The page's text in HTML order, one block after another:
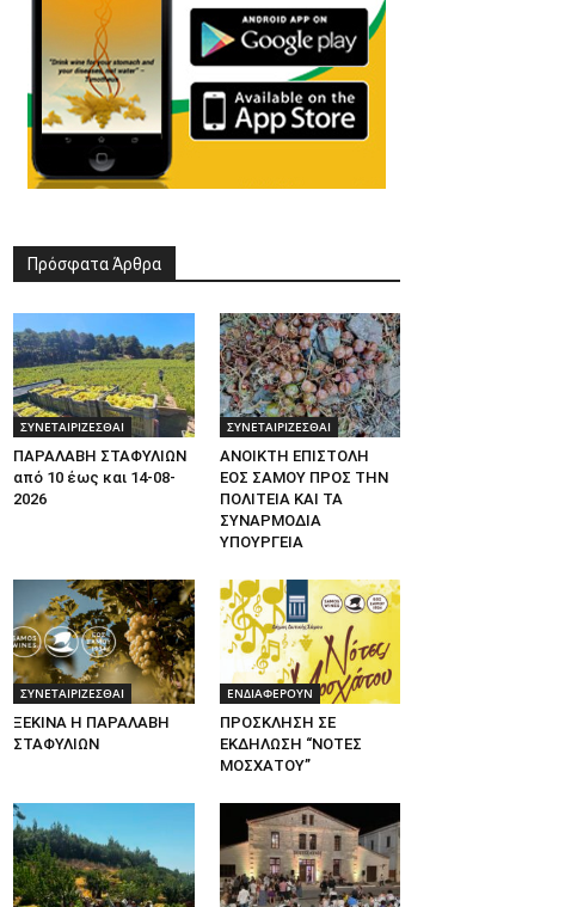
Πρόσφατα Άρθρα
ΣΥΝΕΤΑΙΡΙΖΕΣΘΑΙ
ΠΑΡΑΛΑΒΗ ΣΤΑΦΥΛΙΩΝ
από 10 έως και 14-08-
2026
ΣΥΝΕΤΑΙΡΙΖΕΣΘΑΙ
ΑΝΟΙΚΤΗ ΕΠΙΣΤΟΛΗ
ΕΟΣ ΣΑΜΟΥ ΠΡΟΣ ΤΗΝ
ΠΟΛΙΤΕΙΑ ΚΑΙ ΤΑ
ΣΥΝΑΡΜΟΔΙΑ
ΥΠΟΥΡΓΕΙΑ
ΣΥΝΕΤΑΙΡΙΖΕΣΘΑΙ
ΞΕΚΙΝΑ Η ΠΑΡΑΛΑΒΗ
ΣΤΑΦΥΛΙΩΝ
ΕΝΔΙΑΦΕΡΟΥΝ
ΠΡΟΣΚΛΗΣΗ ΣΕ
ΕΚΔΗΛΩΣΗ “ΝΟΤΕΣ
ΜΟΣΧΑΤΟΥ”